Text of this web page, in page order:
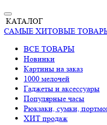
КАТАЛОГ
САМЫЕ ХИТОВЫЕ
ВСЕ ТОВАРЫ
Новинки
Картины на заказ
1000 мелочей
Гаджеты и аксессуары
Популярные часы
Рюкзаки, сумки,
ХИТ продаж